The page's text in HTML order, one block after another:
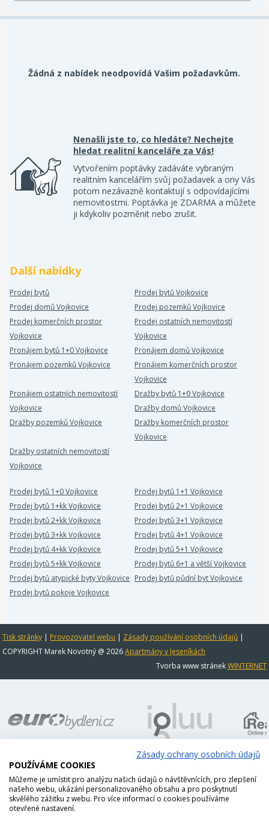
Žádná z nabídek neodpovídá Vašim požadavkům.
Nenašli jste to, co hledáte? Nechejte
hledat realitní kanceláře za Vás!
Vytvořením poptávky zadáváte vybraným
realitním kancelářím svůj požadavek a ony Vás
potom nezávazně kontaktují s odpovídajícími
nemovitostmi. Poptávka je ZDARMA a můžete
ji kdykoliv pozměnit nebo zrušit.
Další nabídky
Prodej bytů
Prodej bytů Vojkovice
Prodej domů Vojkovice
Prodej pozemků Vojkovice
Prodej komerčních prostor
Vojkovice
Prodej ostatních nemovitostí
Vojkovice
Pronájem bytů 1+0 Vojkovice
Pronájem domů Vojkovice
Pronájem pozemků Vojkovice
Pronájem komerčních prostor
Vojkovice
Pronájem ostatních nemovitostí
Vojkovice
Dražby bytů 1+0 Vojkovice
Dražby domů Vojkovice
Dražby pozemků Vojkovice
Dražby komerčních prostor
Vojkovice
Dražby ostatních nemovitostí
Vojkovice
Prodej bytů 1+0 Vojkovice
Prodej bytů 1+1 Vojkovice
Prodej bytů 1+kk Vojkovice
Prodej bytů 2+1 Vojkovice
Prodej bytů 2+kk Vojkovice
Prodej bytů 3+1 Vojkovice
Prodej bytů 3+kk Vojkovice
Prodej bytů 4+1 Vojkovice
Prodej bytů 4+kk Vojkovice
Prodej bytů 5+1 Vojkovice
Prodej bytů 5+kk Vojkovice
Prodej bytů 6+1 a větší Vojkovice
Prodej bytů atypické byty Vojkovice Prodej bytů půdní byt Vojkovice
Prodej bytů pokoje Vojkovice
Tisk stránky | Provozovatel webu | Zásady používání osobních údajů |
COPYRIGHT Marek Novotný @ 2026Apartmány v Jeseníkách
Tvorba www stránekWINTERNET
Zásady ochrany osobních údajů
POUŽÍVÁME COOKIES
Můžeme je umístit pro analýzu našich údajů o návštěvnících, pro zlepšení
našeho webu, ukázání personalizovaného obsahu a pro poskytnutí
skvělého zážitku z webu. Pro více informací o cookies používáme
otevřené nastavení.